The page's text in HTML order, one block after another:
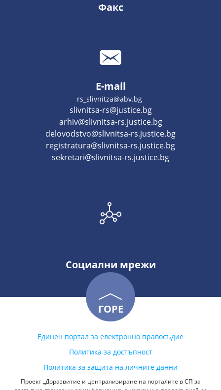
Факс
E-mail
rs_slivnitza@abv.bg
slivnitsa-rs@justice.bg
arhiv@slivnitsa-rs.justice.bg
delovodstvo@slivnitsa-rs.justice.bg
registratura@slivnitsa-rs.justice.bg
sekretari@slivnitsa-rs.justice.bg
Социални мрежи
ГОРЕ
Единен портал за електронно правосъдие
Политика за достъпност
Политика за защита на личните данни
Проект „Доразвитие и централизиране на порталите в СП за